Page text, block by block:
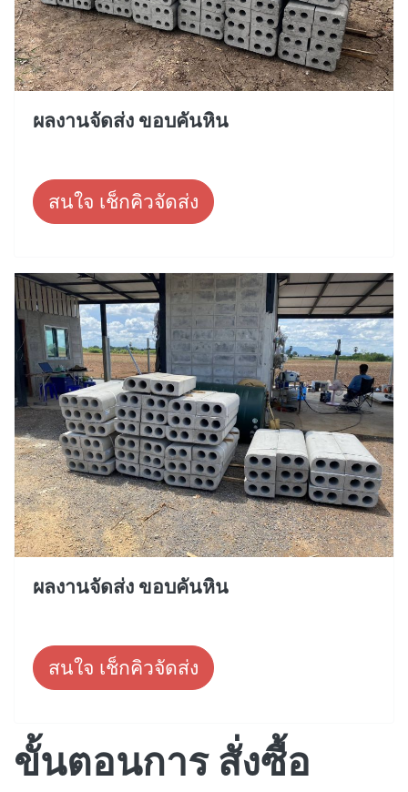
ผลงานจัดส่ง ขอบคันหิน
สนใจ เช็กคิวจัดส่ง
ผลงานจัดส่ง ขอบคันหิน
สนใจ เช็กคิวจัดส่ง
ขั้นตอนการ สั่งซื้อ